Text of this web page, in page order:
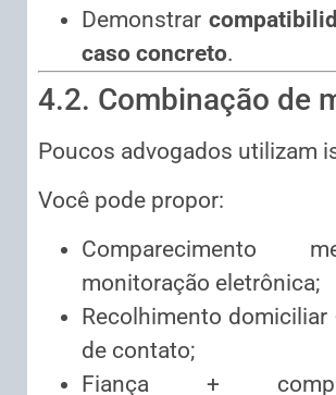
Demonstrar
caso concreto.
4.2. Combinação de
Poucos advogados utilizam
Você pode propor:
Comparecimento
monitoração eletrônica;
Recolhimento domiciliar
de contato;
Fiança +